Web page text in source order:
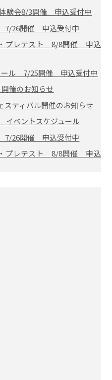
験会8/3開催 申込受付中
7/26開催 申込受付中
プレテスト 8/8開催 申込
ール 7/25開催 申込受付中
催のお知らせ
スティバル開催のお知らせ
ベントスケジュール
7/26開催 申込受付中
プレテスト 8/8開催 申込